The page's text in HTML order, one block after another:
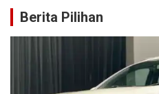
Berita Pilihan